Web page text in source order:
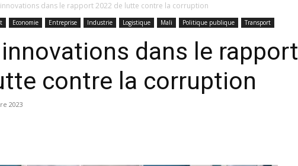
dans le rapport 2022 de lutte contre la corruption
Economie Entreprise Industrie Logistique Mali Politique publique Transport
dans le rapport
contre la corruption
2023